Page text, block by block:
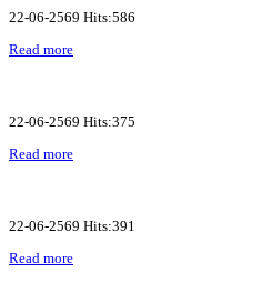
22-06-2569 Hits:586
Read more
22-06-2569 Hits:375
Read more
22-06-2569 Hits:391
Read more